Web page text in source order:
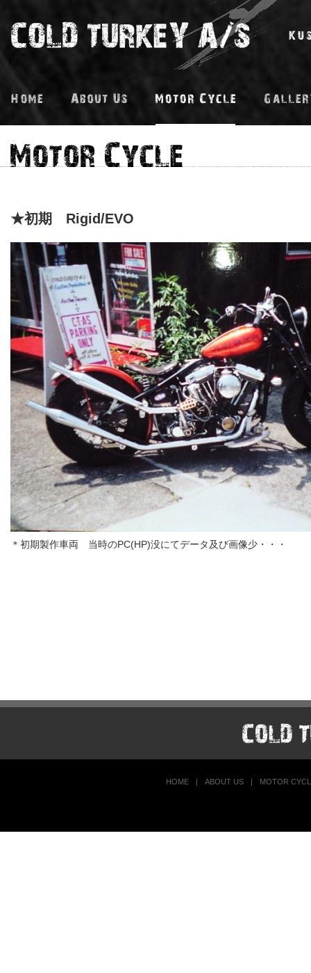
★初期 Rigid/EVO
＊初期製作車両 当時のPC(HP)没にてデータ及び画像少・・・
HOME | ABOUT US | MOTOR